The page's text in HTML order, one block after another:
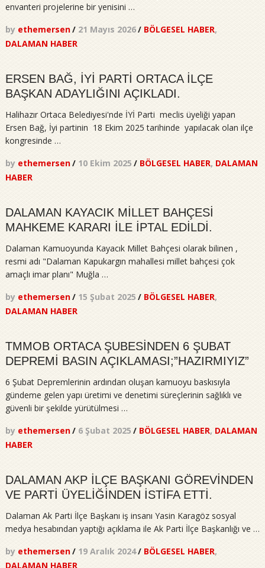
envanteri projelerine bir yenisini …
by ethemersen/ 21 Mayıs 2026/ BÖLGESEL HABER,
DALAMAN HABER
ERSEN BAĞ, İYİ PARTİ ORTACA İLÇE
BAŞKAN ADAYLIĞINI AÇIKLADI.
Halihazır Ortaca Belediyesi'nde İYİ Parti meclis üyeliği yapan
Ersen Bağ, İyi partinin 18 Ekim 2025 tarihinde yapılacak olan ilçe
kongresinde …
by ethemersen/ 10 Ekim 2025 / BÖLGESEL HABER, DALAMAN
HABER
DALAMAN KAYACIK MİLLET BAHÇESİ
MAHKEME KARARI İLE İPTAL EDİLDİ.
Dalaman Kamuoyunda Kayacık Millet Bahçesi olarak bilinen ,
resmi adı "Dalaman Kapukargın mahallesi millet bahçesi çok
amaçlı imar planı" Muğla …
by ethemersen/ 15 Şubat 2025 / BÖLGESEL HABER,
DALAMAN HABER
TMMOB ORTACA ŞUBESİNDEN 6 ŞUBAT
DEPREMİ BASIN AÇIKLAMASI;”HAZIRMIYIZ”
6 Şubat Depremlerinin ardından oluşan kamuoyu baskısıyla
gündeme gelen yapı üretimi ve denetimi süreçlerinin sağlıklı ve
güvenli bir şekilde yürütülmesi …
by ethemersen/ 6 Şubat 2025 / BÖLGESEL HABER, DALAMAN
HABER
DALAMAN AKP İLÇE BAŞKANI GÖREVİNDEN
VE PARTİ ÜYELİĞİNDEN İSTİFA ETTİ.
Dalaman Ak Parti İlçe Başkanı iş insanı Yasin Karagöz sosyal
medya hesabından yaptığı açıklama ile Ak Parti İlçe Başkanlığı ve …
by ethemersen/ 19 Aralık 2024/ BÖLGESEL HABER,
DALAMAN HABER